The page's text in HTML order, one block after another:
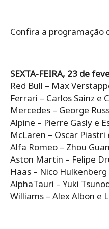
Confira a programação
SEXTA-FEIRA, 23 de
Red Bull – Max
Ferrari – Carlos Sainz e
Mercedes – George
Alpine – Pierre Gasly e
McLaren – Oscar
Alfa Romeo – Zhou
Aston Martin – Felipe
Haas – Nico
AlphaTauri – Yuki
Williams – Alex Albon e